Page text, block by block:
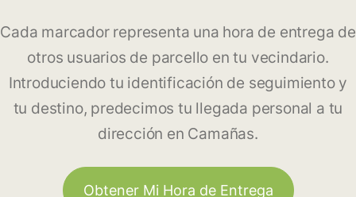
Cada marcador representa una hora de entrega de
otros usuarios de parcello en tu vecindario.
Introduciendo tu identificación de seguimiento y
tu destino, predecimos tu llegada personal a tu
dirección en Camañas.
Obtener Mi Hora de Entrega